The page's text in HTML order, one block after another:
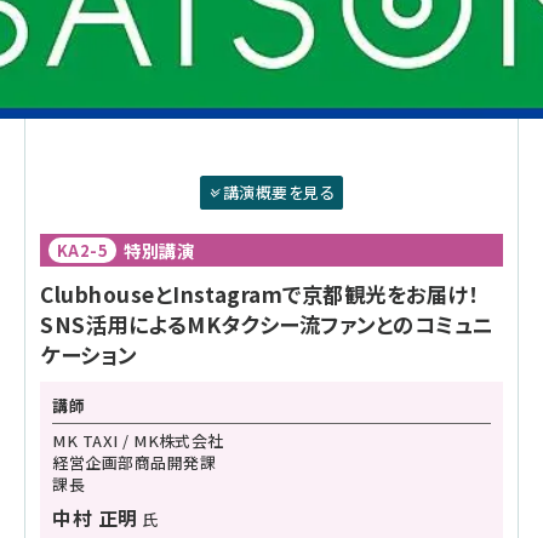
講演概要を見る
KA2-5 特別講演
ClubhouseとInstagramで京都観光をお届け！
SNS活用によるMKタクシー流ファンとのコミュニ
ケーション
講師
MK TAXI / MK株式会社
経営企画部商品開発課
課長
中村 正明 氏